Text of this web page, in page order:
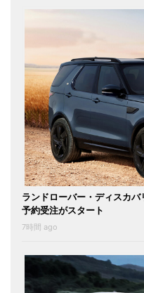
ランドローバー・ディスカ
予約受注がスタート
7時間 ago